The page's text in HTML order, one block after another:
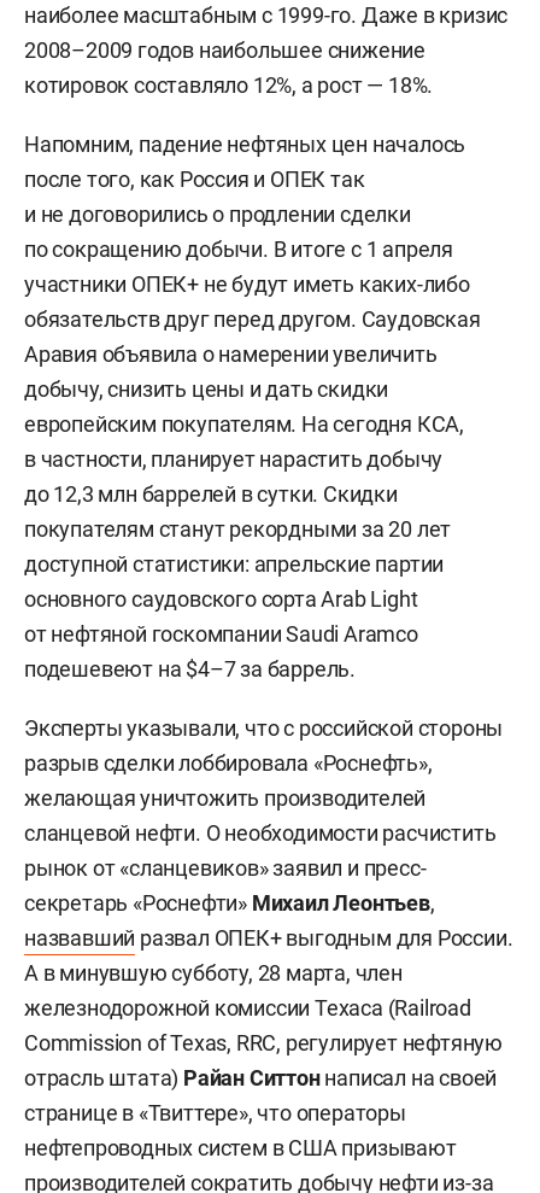
наиболее масштабным с 1999-го. Даже в кризис
2008–2009 годов наибольшее снижение
котировок составляло 12%, а рост — 18%.
Напомним, падение нефтяных цен началось
после того, как Россия и ОПЕК так
и не договорились о продлении сделки
по сокращению добычи. В итоге с 1 апреля
участники ОПЕК+ не будут иметь каких-либо
обязательств друг перед другом. Саудовская
Аравия объявила о намерении увеличить
добычу, снизить цены и дать скидки
европейским покупателям. На сегодня КСА,
в частности, планирует нарастить добычу
до 12,3 млн баррелей в сутки. Скидки
покупателям станут рекордными за 20 лет
доступной статистики: апрельские партии
основного саудовского сорта Arab Light
от нефтяной госкомпании Saudi Aramco
подешевеют на $4–7 за баррель.
Эксперты указывали, что с российской стороны
разрыв сделки лоббировала «Роснефть»,
желающая уничтожить производителей
сланцевой нефти. О необходимости расчистить
рынок от «сланцевиков» заявил и пресс-
секретарь «Роснефти» Михаил Леонтьев,
назвавший развал ОПЕК+ выгодным для России.
А в минувшую субботу, 28 марта, член
железнодорожной комиссии Техаса (Railroad
Commission of Texas, RRC, регулирует нефтяную
отрасль штата) Райан Ситтоннаписал на своей
странице в «Твиттере», что операторы
нефтепроводных систем в США призывают
производителей сократить добычу нефти из-за